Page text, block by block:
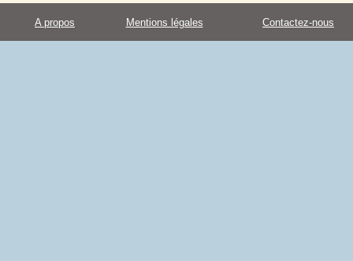
A propos Mentions légales Contactez-nous